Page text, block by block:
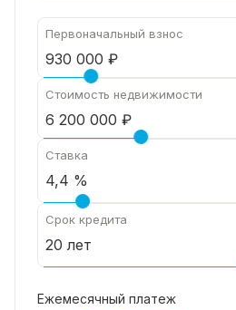
Первоначальный взнос
Стоимость недвижимости
Ставка
Срок кредита
Ежемесячный платеж